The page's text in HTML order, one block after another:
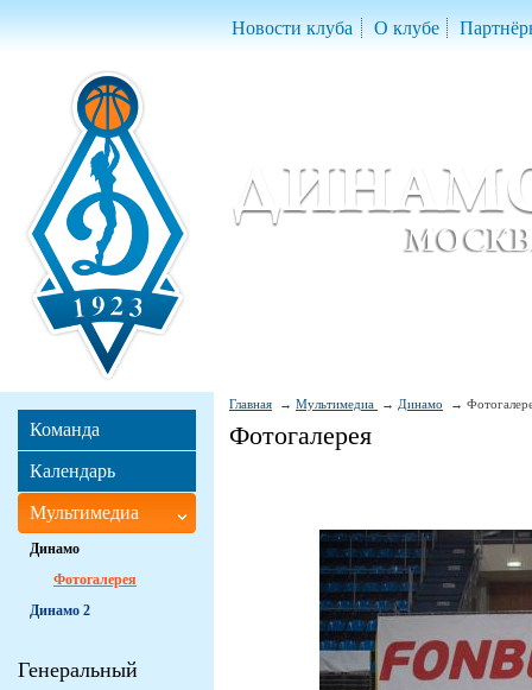
Новости клуба О клубе
Главная Мультимедиа Динамо
Фотогалерея
Команда
Календарь
Мультимедиа
Динамо
Фотогалерея
Динамо 2
Генеральный